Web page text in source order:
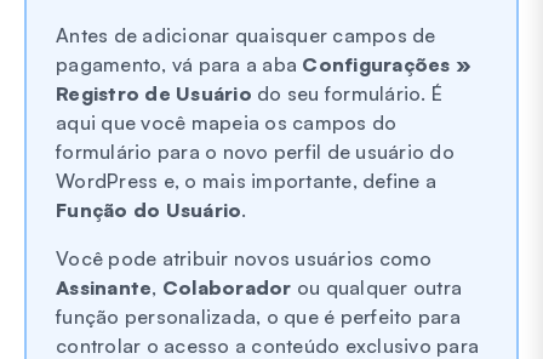
Antes de adicionar quaisquer campos de
pagamento, vá para a aba Configurações »
Registro de Usuário do seu formulário. É
aqui que você mapeia os campos do
formulário para o novo perfil de usuário do
WordPress e, o mais importante, define a
Função do Usuário.
Você pode atribuir novos usuários como
Assinante, Colaborador ou qualquer outra
função personalizada, o que é perfeito para
controlar o acesso a conteúdo exclusivo para